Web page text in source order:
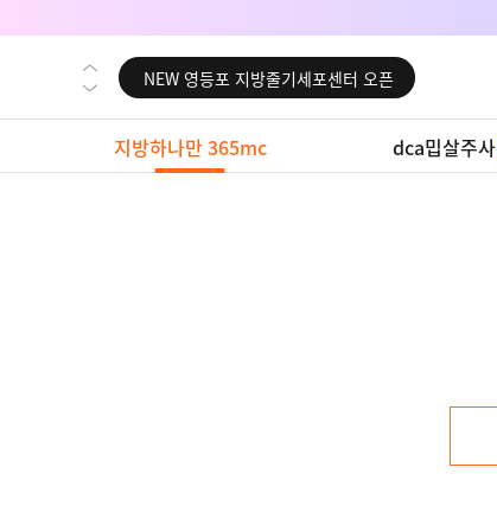
NEW 부산 지방줄기세포센터 오픈
NEW 영등포 지방줄기세포센터 오픈
NEW 교대 지방줄기세포센터 오픈
NEW 대전 지방줄기세포센터 오픈
지방하나만 365mc dca밉살주사